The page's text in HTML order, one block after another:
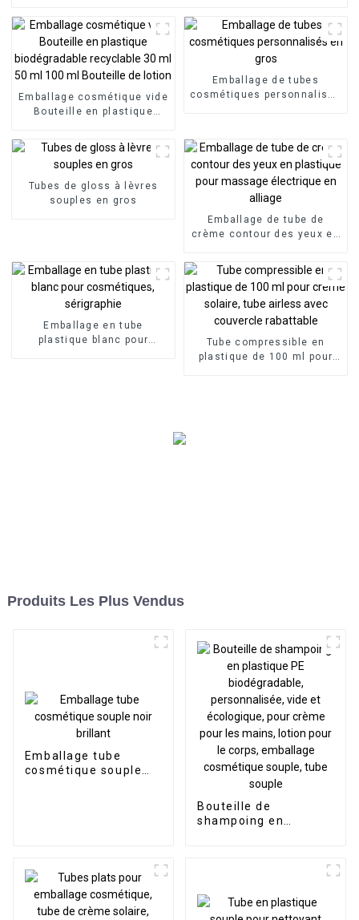
Emballage cosmétique vide
Bouteille en plastique
30 ml 50 ml 100 ml
Bouteille de lotion
Emballage de tubes
cosmétiques personnalisés
Tubes de gloss à lèvres
souples en gros
Emballage de tube de
crème contour des yeux en
électrique en alliage
Emballage en tube
plastique blanc pour
Tube compressible en
plastique de 100 ml pour
Produits Les Plus Vendus
Emballage tube
cosmétique souple
Bouteille de
shampoing en
personnalisée, vide et
crème pour les
mains, lotion pour le